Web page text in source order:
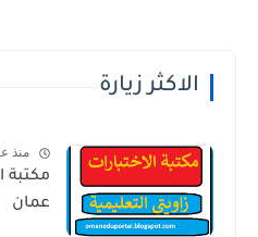
الاكثر زيارة
منذ
مكتبة
عمان